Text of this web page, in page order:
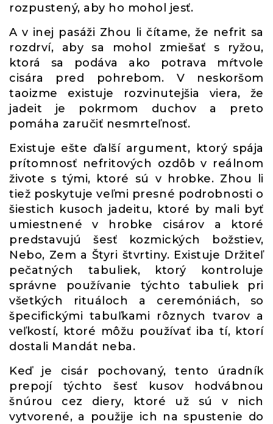
rozpustený, aby ho mohol jesť.
A v inej pasáži Zhou li čítame, že nefrit sa
rozdrví, aby sa mohol zmiešať s ryžou,
ktorá sa podáva ako potrava mŕtvole
cisára pred pohrebom. V neskoršom
taoizme existuje rozvinutejšia viera, že
jadeit je pokrmom duchov a preto
pomáha zaručiť nesmrteľnosť.
Existuje ešte ďalší argument, ktorý spája
prítomnosť nefritových ozdôb v reálnom
živote s tými, ktoré sú v hrobke. Zhou li
tiež poskytuje veľmi presné podrobnosti o
šiestich kusoch jadeitu, ktoré by mali byť
umiestnené v hrobke cisárov a ktoré
predstavujú šesť kozmických božstiev,
Nebo, Zem a Štyri štvrtiny. Existuje Držiteľ
pečatných tabuliek, ktorý kontroluje
správne používanie týchto tabuliek pri
všetkých rituáloch a ceremóniách, so
špecifickými tabuľkami rôznych tvarov a
veľkostí, ktoré môžu používať iba tí, ktorí
dostali Mandát neba.
Keď je cisár pochovaný, tento úradník
prepojí týchto šesť kusov hodvábnou
šnúrou cez diery, ktoré už sú v nich
vytvorené, a použije ich na spustenie do